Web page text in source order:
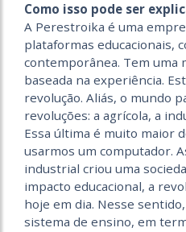
Como isso pode ser
A Perestroika é uma
plataformas educacionais,
contemporânea. Tem uma
baseada na experiência.
revolução. Aliás, o mundo
revoluções: a agrícola, a
Essa última é muito maior
usarmos um computador.
industrial criou uma
impacto educacional, a
hoje em dia. Nesse
sistema de ensino, em